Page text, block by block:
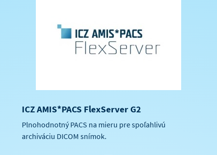
ICZ AMIS*PACS FlexServer G2
Plnohodnotný PACS na mieru pre spoľahlivú
archiváciu DICOM snímok.